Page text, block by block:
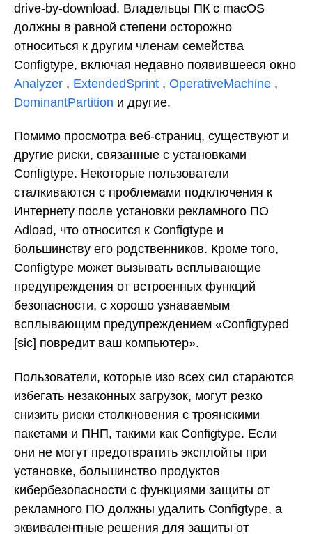
drive-by-download. Владельцы ПК с macOS
должны в равной степени осторожно
относиться к другим членам семейства
Configtype, включая недавно появившееся окно
Analyzer , ExtendedSprint , OperativeMachine ,
DominantPartition и другие.
Помимо просмотра веб-страниц, существуют и
другие риски, связанные с установками
Configtype. Некоторые пользователи
сталкиваются с проблемами подключения к
Интернету после установки рекламного ПО
Adload, что относится к Configtype и
большинству его родственников. Кроме того,
Configtype может вызывать всплывающие
предупреждения от встроенных функций
безопасности, с хорошо узнаваемым
всплывающим предупреждением «Configtyped
[sic] повредит ваш компьютер».
Пользователи, которые изо всех сил стараются
избегать незаконных загрузок, могут резко
снизить риски столкновения с троянскими
пакетами и ПНП, такими как Configtype. Если
они не могут предотвратить эксплойты при
установке, большинство продуктов
кибербезопасности с функциями защиты от
рекламного ПО должны удалить Configtype, а
эквивалентные решения для защиты от